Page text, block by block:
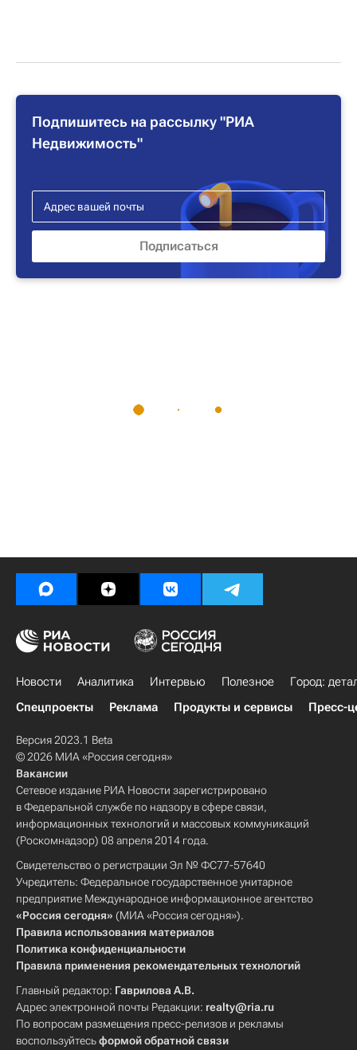
Подпишитесь на рассылку "РИА
Недвижимость"
Новости Аналитика Интервью Полезное
Город:
Спецпроекты
Реклама Продукты и сервисы Пресс-
Версия 2023.1 Beta
© 2026 МИА «Россия сегодня»
Вакансии
Сетевое издание РИА Новости зарегистрировано
в Федеральной службе по надзору в сфере связи,
информационных технологий и массовых коммуникаций
(Роскомнадзор) 08 апреля 2014 года.
Свидетельство о регистрации Эл № ФС77-57640
Учредитель: Федеральное государственное унитарное
предприятие Международное информационное агентство
«Россия сегодня» (МИА «Россия сегодня»).
Правила использования материалов
Политика конфиденциальности
Правила применения рекомендательных технологий
Главный редактор: Гаврилова А.В.
Адрес электронной почты Редакции: realty@ria.ru
По вопросам размещения пресс-релизов и рекламы
воспользуйтесьформой обратной связи